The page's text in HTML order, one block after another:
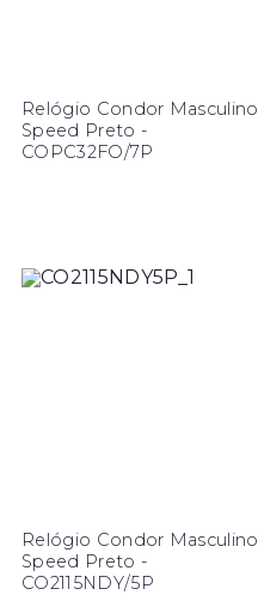
Relógio Condor Masculino
Speed Preto -
COPC32FO/7P
Relógio Condor Masculino
Speed Preto -
CO2115NDY/5P